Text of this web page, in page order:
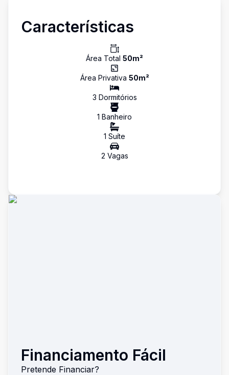
Características
Área Total 50m²
Área Privativa 50m²
3 Dormitórios
1 Banheiro
1 Suíte
2 Vagas
Financiamento Fácil
Pretende Financiar?